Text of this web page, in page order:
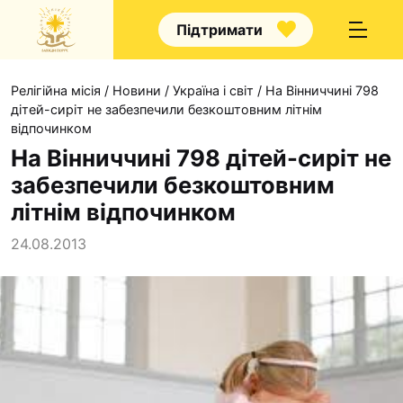
Підтримати
Про нас
Наші напрямки
Наш покровитель
Контакти
Проекти
Релігійна місія / Новини / Україна і світ / На Вінниччині 798
дітей-сиріт не забезпечили безкоштовним літнім
відпочинком
На Вінниччині 798 дітей-сиріт не
забезпечили безкоштовним
літнім відпочинком
24.08.2013